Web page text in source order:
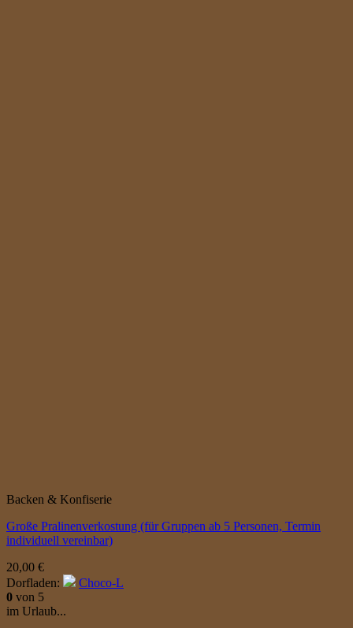
Backen & Konfiserie
Große Pralinenverkostung (für Gruppen ab 5 Personen, Termin
individuell vereinbar)
20,00 €
Dorfladen:
Choco-L
0 von 5
im Urlaub...